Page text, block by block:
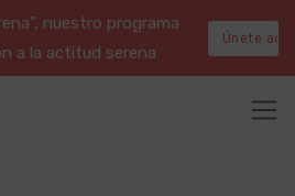
nuestro programa
a la actitud serena
Únete aquí